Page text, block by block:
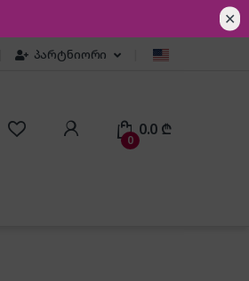
✕
პარტნიორი
0
0.0 ₾